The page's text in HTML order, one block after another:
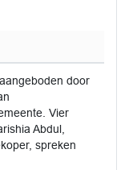
door
Vier
Abdul,
spreken